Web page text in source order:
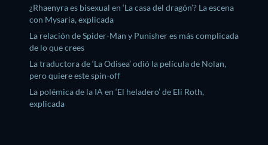
¿Rhaenyra es bisexual en ‘La casa del dragón’? La escena
con Mysaria, explicada
La relación de Spider-Man y Punisher es más complicada
de lo que crees
La traductora de ‘La Odisea’ odió la película de Nolan,
pero quiere este spin-off
La polémica de la IA en ‘El heladero’ de Eli Roth,
explicada